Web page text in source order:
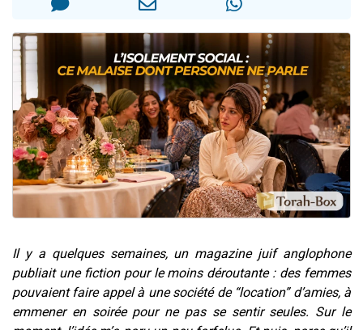
Il reste 49 places pour étudier en groupe sur Zoom
12 nouvelles musiques dans Torah-Box Music
2 personnes viennent de nous rejoindre sur WhatsApp
2 personnes viennent de nous rejoindre sur WhatsApp
Il y a quelques semaines, un magazine juif anglophone
publiait une fiction pour le moins déroutante : des femmes
pouvaient faire appel à une société de “location” d’amies, à
emmener en soirée pour ne pas se sentir seules. Sur le